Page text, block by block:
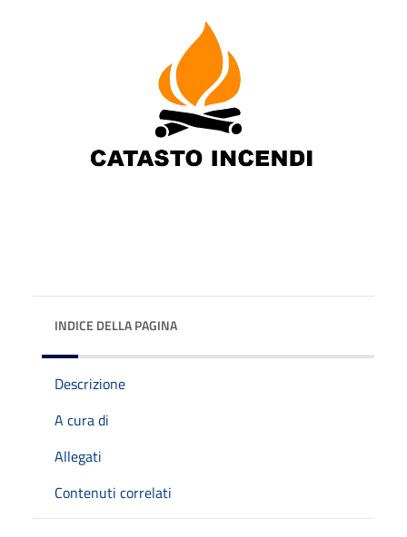
INDICE DELLA PAGINA
Descrizione
A cura di
Allegati
Contenuti correlati